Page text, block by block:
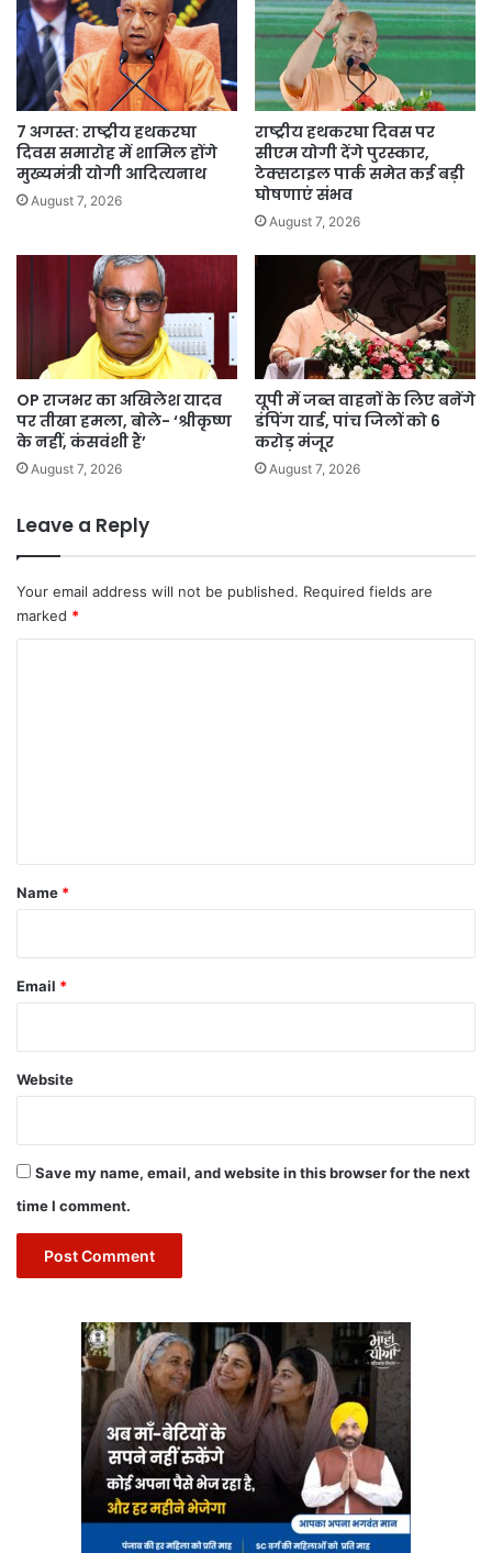
के
बारे
में
7 अगस्त: राष्ट्रीय हथकरघा
दिवस समारोह में शामिल होंगे
मुख्यमंत्री योगी आदित्यनाथ
August 7, 2026
राष्ट्रीय हथकरघा दिवस पर
सीएम योगी देंगे पुरस्कार,
टेक्सटाइल पार्क समेत कई बड़ी
घोषणाएं संभव
August 7, 2026
OP राजभर का अखिलेश यादव
पर तीखा हमला, बोले- ‘श्रीकृष्ण
के नहीं, कंसवंशी हैं’
August 7, 2026
यूपी में जब्त वाहनों के लिए बनेंगे
डंपिंग यार्ड, पांच जिलों को 6
करोड़ मंजूर
August 7, 2026
Leave a Reply
Your email address will not be published. Required fields are
marked *
*
Name *
Email *
Website
Save my name, email, and website in this browser for the next
time I comment.